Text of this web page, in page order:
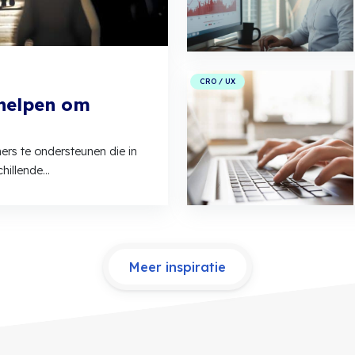
om
te ondersteunen die in
CRO / UX
Meer inspiratie